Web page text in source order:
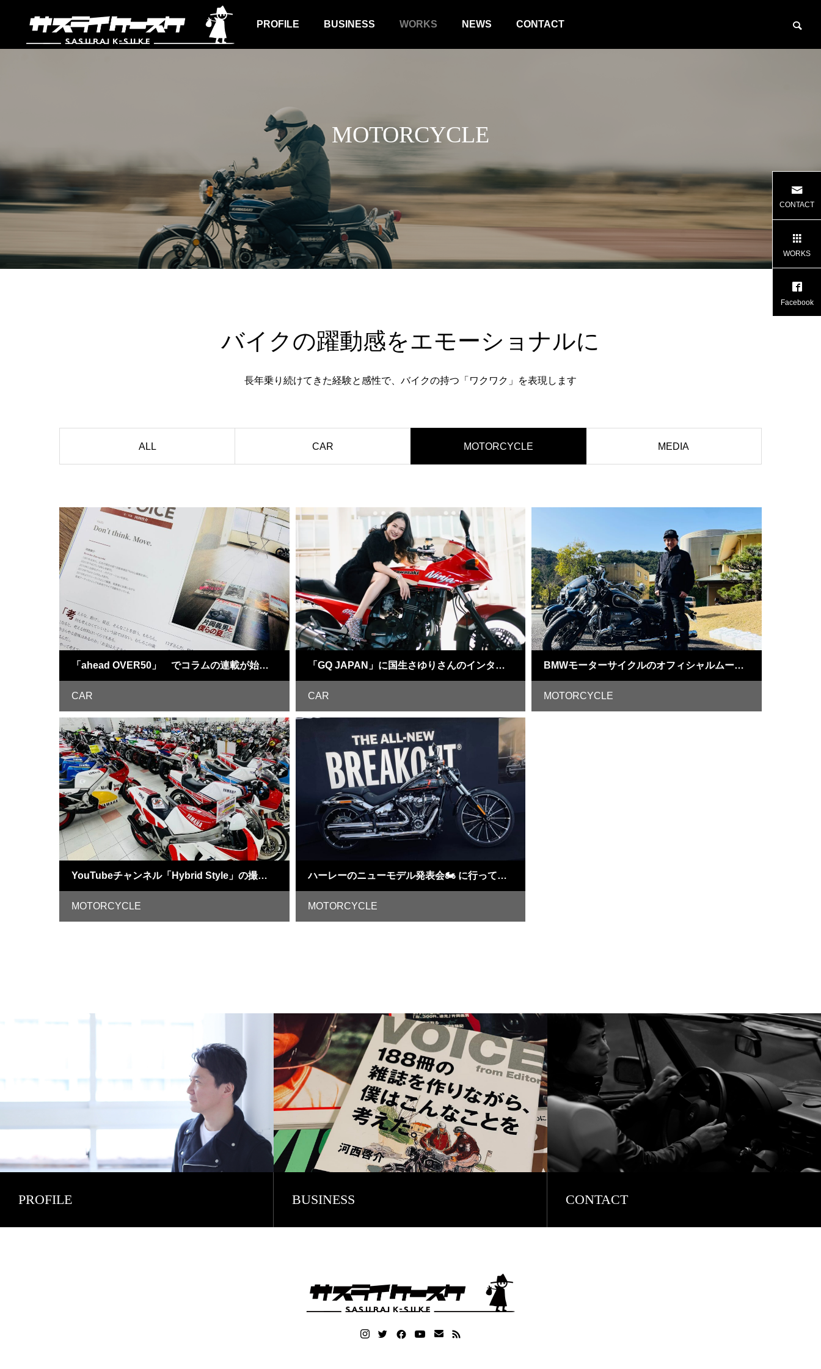
PROFILE BUSINESS WORKS NEWS CONTACT
神田神保町「PASSAGE SOLIDA」で
１日店長をつとめました。
BLOG
BMW F450GSの発表会に行ってきまし
た。
BLOG
かずさFM「Here and Now from Mina
80年代バイクのカタログを販売します
BLOG
神田神保
１日店長
BLOG
MOTORCYCLE
バイクの躍動感をエモーショナルに
長年乗り続けてきた経験と感性で、バイクの持つ「ワクワク」を表現します
ALL CAR MOTORCYCLE MEDIA
「ahead OVER50」 でコラムの連載が始まりました！
CAR
「GQ JAPAN」に国生さゆりさんのインタビュー記事が掲載されました
CAR
BMWモーターサイクルのオフィシャルムービーに出演！
MOTORCYCLE
YouTubeチャンネル「Hybrid Style」の撮影でバイク王つくば絶版車館へ
MOTORCYCLE
ハーレーのニューモデル発表会🏍 に行ってきました
MOTORCYCLE
PROFILE BUSINESS CONTACT
CONTACT
WORKS
Facebook